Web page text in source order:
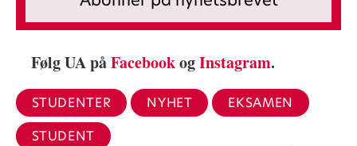
Følg UA påFacebookogInstagram.
STUDENTER NYHET
EKSAMEN
STUDENT